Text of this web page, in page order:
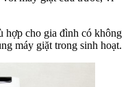
hợp cho gia đình có không
máy giặt trong sinh hoạt.